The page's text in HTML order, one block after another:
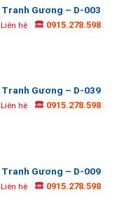
Tranh Gương – D-003
Liên hệ 0915.278.598
Tranh Gương – D-039
Liên hệ 0915.278.598
Tranh Gương – D-009
Liên hệ 0915.278.598